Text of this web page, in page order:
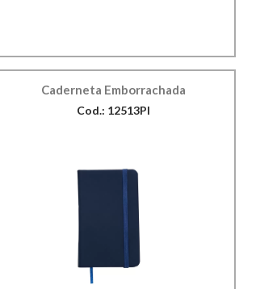
Caderneta Emborrachada
Cod.: 12513PI